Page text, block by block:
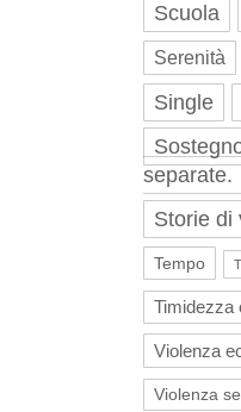
Scuola
Serenità
Single
separate.
Storie di
Tempo
Timidezza
Violenza
Violenza